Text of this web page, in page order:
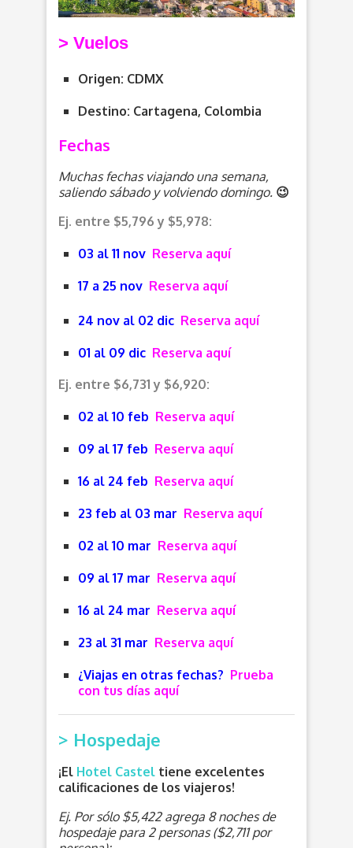
> Vuelos
Origen: CDMX
Destino: Cartagena, Colombia
Fechas
Muchas fechas viajando una semana,
saliendo sábado y volviendo domingo. 😉
Ej. entre $5,796 y $5,978:
03 al 11 nov Reserva aquí
17 a 25 nov Reserva aquí
24 nov al 02 dic Reserva aquí
01 al 09 dic Reserva aquí
Ej. entre $6,731 y $6,920:
02 al 10 feb Reserva aquí
09 al 17 feb Reserva aquí
16 al 24 feb Reserva aquí
23 feb al 03 mar Reserva aquí
02 al 10 mar Reserva aquí
09 al 17 mar Reserva aquí
16 al 24 mar Reserva aquí
23 al 31 mar Reserva aquí
¿Viajas en otras fechas? Prueba
con tus días aquí
> Hospedaje
¡El Hotel Castel tiene excelentes
calificaciones de los viajeros!
Ej. Por sólo $5,422 agrega 8 noches de
hospedaje para 2 personas ($2,711 por